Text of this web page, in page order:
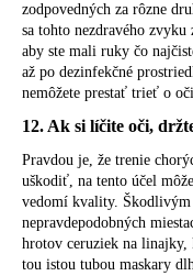
zodpovedných za rôzne
sa tohto nezdravého zvyku
aby ste mali ruky čo
až po dezinfekčné
nemôžete prestať trieť o
12. Ak si líčite oči,
Pravdou je, že trenie
uškodiť, na tento účel
vedomí kvality. Škodlivým
nepravdepodobných
hrotov ceruziek na linajky,
tou istou tubou maskary